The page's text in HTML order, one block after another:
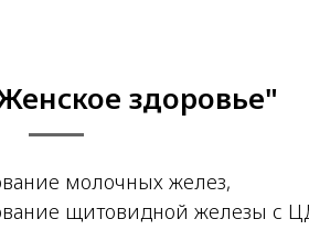
здоровье"
молочных желез,
щитовидной железы с